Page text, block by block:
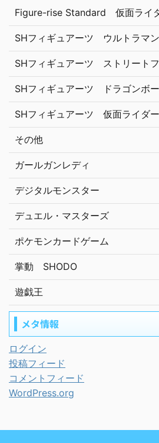
Figure-rise Standard 仮面ライ
SHフィギュアーツ ウルトラマン
SHフィギュアーツ ストリート
SHフィギュアーツ ドラゴンボ
SHフィギュアーツ 仮面ライダー
その他
ガールガンレディ
デジタルモンスター
デュエル・マスターズ
ポケモンカードゲーム
掌動 SHODO
遊戯王
メタ情報
ログイン
投稿フィード
コメントフィード
WordPress.org